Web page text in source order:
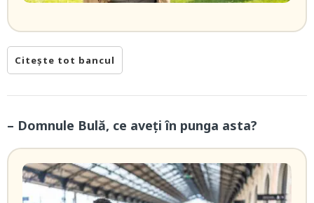
Citește tot bancul
– Domnule Bulă, ce aveți în punga asta?